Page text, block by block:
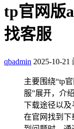
tp官网版
找客服
qbadmin 2025-10-21
主要围绕“tp
服”展开，介
下载途径以及
在官网找到下